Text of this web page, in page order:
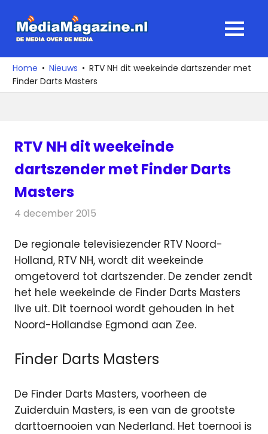
naar
media
over
de
MENU
Home Nieuws
RTV NH dit weekeinde dartszender met
Finder Darts Masters
RTV NH dit weekeinde
dartszender met Finder Darts
Masters
4 december 2015
De regionale televisiezender RTV Noord-
Holland, RTV NH, wordt dit weekeinde
omgetoverd tot dartszender. De zender zendt
het hele weekeinde de Finder Darts Masters
live uit. Dit toernooi wordt gehouden in het
Noord-Hollandse Egmond aan Zee.
Finder Darts Masters
De Finder Darts Masters, voorheen de
Zuiderduin Masters, is een van de grootste
darttoernooien van Nederland. Het toernooi is